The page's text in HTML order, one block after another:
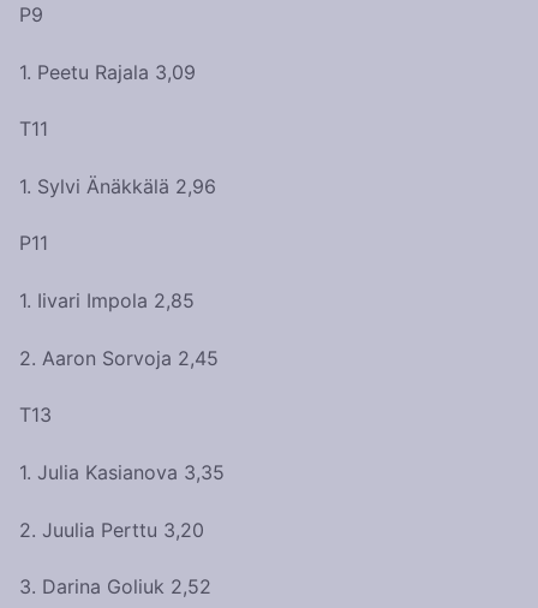
P9
1. Peetu Rajala 3,09
T11
1. Sylvi Änäkkälä 2,96
P11
1. Iivari Impola 2,85
2. Aaron Sorvoja 2,45
T13
1. Julia Kasianova 3,35
2. Juulia Perttu 3,20
3. Darina Goliuk 2,52